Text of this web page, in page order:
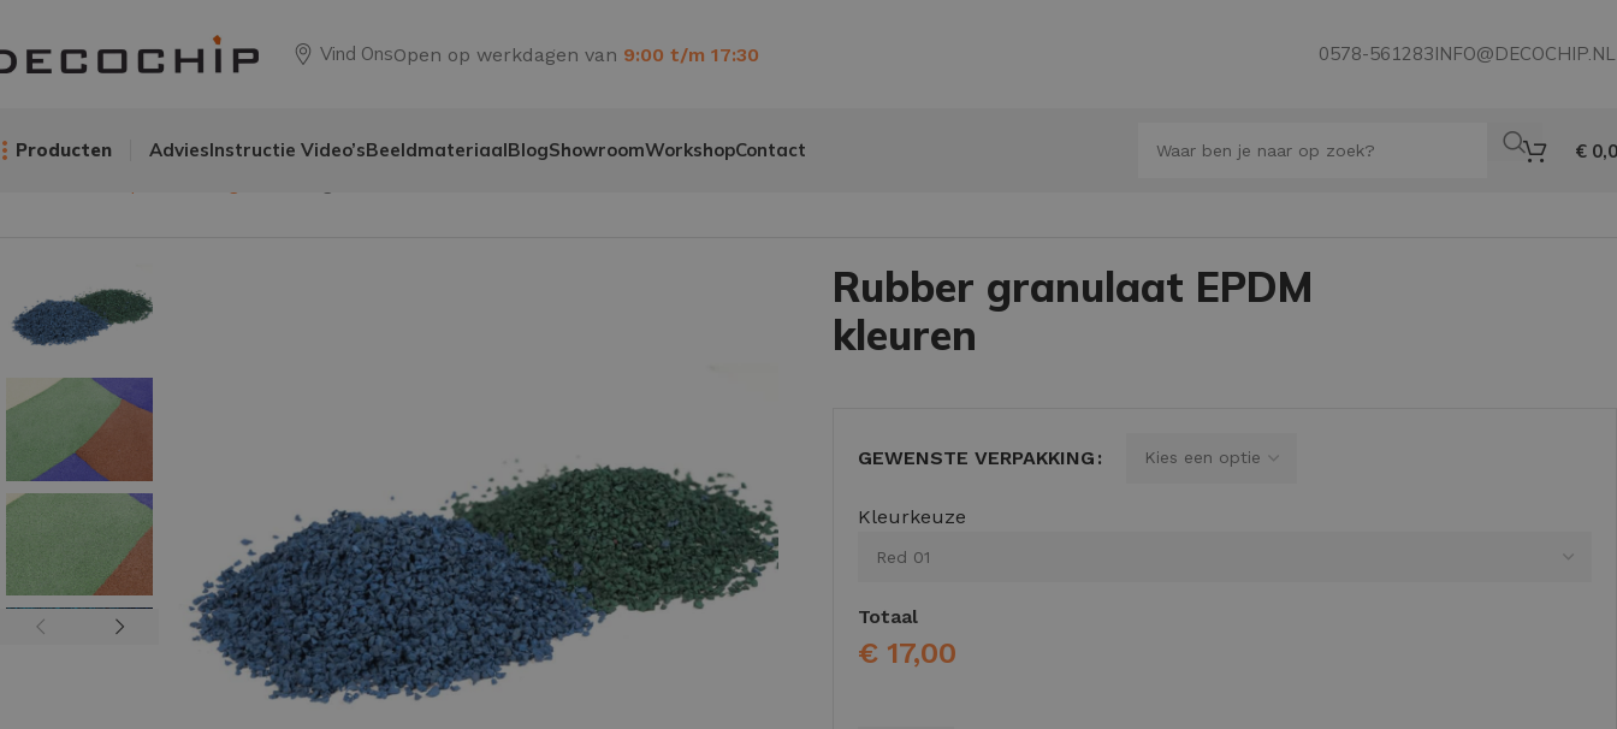
Vind OnsOpen op werkdagen van 9:00 t/m 17:30 0578-561283INFO@DECOCHIP.NL
Producten AdviesInstructie Video’sBeeldmateriaalBlogShowroomWorkshopContact €
Rubber granulaat EPDM
kleuren
GEWENSTE VERPAKKING
Kleurkeuze
Totaal
€ 17,00